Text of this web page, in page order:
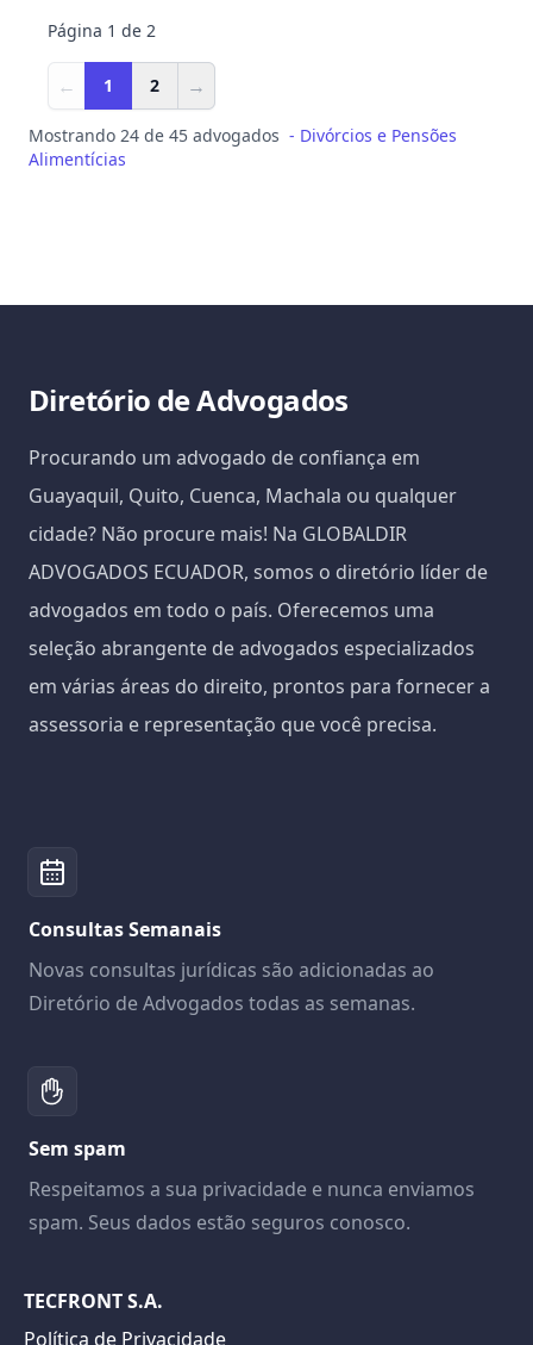
Página 1 de 2
← 1 2 →
Mostrando 24 de 45 advogados - Divórcios e Pensões
Alimentícias
Diretório de Advogados
Procurando um advogado de confiança em
Guayaquil, Quito, Cuenca, Machala ou qualquer
cidade? Não procure mais! Na GLOBALDIR
ADVOGADOS ECUADOR, somos o diretório líder de
advogados em todo o país. Oferecemos uma
seleção abrangente de advogados especializados
em várias áreas do direito, prontos para fornecer a
assessoria e representação que você precisa.
Consultas Semanais
Novas consultas jurídicas são adicionadas ao
Diretório de Advogados todas as semanas.
Sem spam
Respeitamos a sua privacidade e nunca enviamos
spam. Seus dados estão seguros conosco.
TECFRONT S.A.
Política de Privacidade